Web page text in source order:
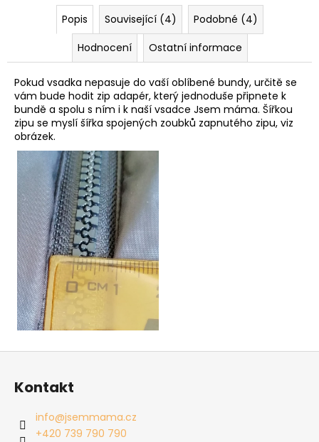
Popis Související (4)
Podobné (4)
Hodnocení
Ostatní informace
Pokud vsadka nepasuje do vaší oblíbené bundy, určitě se
vám bude hodit zip adapér, který jednoduše připnete k
bundě a spolu s ním i k naší vsadce Jsem máma. Šířkou
zipu se myslí šířka spojených zoubků zapnutého zipu, viz
obrázek.
Kontakt
info@jsemmama.cz
+420 739 790 790